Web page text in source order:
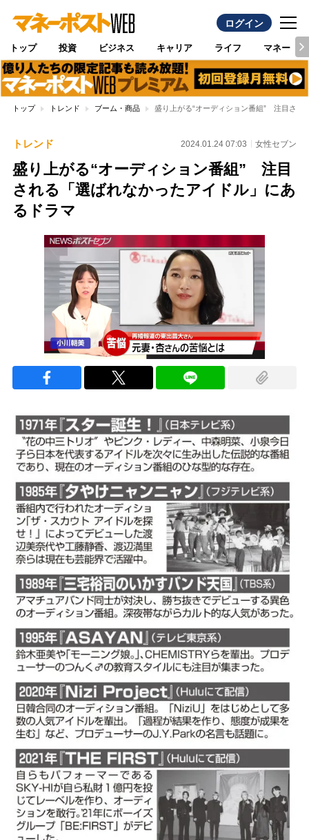
ログイン
トップ 投資 ビジネス キャリア ライフ マネー
トップ トレンド ブーム・商品 盛り上がる“オーディション番組” 注目され
トレンド 2024.01.24 07:03 女性セブン
盛り上がる“オーディション番組” 注目
される「選ばれなかったアイドル」にあ
るドラマ